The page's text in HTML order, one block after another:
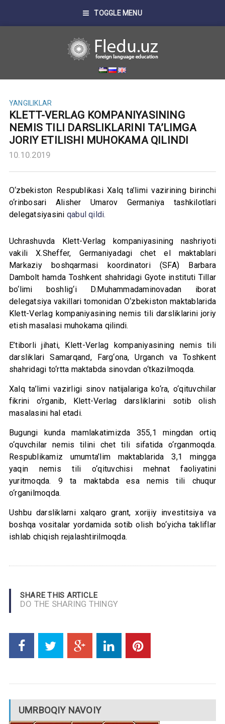
TOGGLE MENU
YANGILIKLAR
KLETT-VERLAG KOMPANIYASINING
NEMIS TILI DARSLIKLARINI TA’LIMGA
JORIY ETILISHI MUHOKAMA QILINDI
10.10.2019
O‘zbekiston Respublikasi Xalq ta’limi vazirining birinchi
o‘rinbosari Alisher Umarov Germaniya tashkilotlari
delegatsiyasini qabul qildi.
Uchrashuvda Klett-Verlag kompaniyasining nashriyoti
vakili X.Sheffer, Germaniyadagi chet el maktablari
Markaziy boshqarmasi koordinatori (SFA) Barbara
Dambolt hamda Toshkent shahridagi Gyote instituti Tillar
bo‘limi boshlig‘i D.Muhammadaminovadan iborat
delegatsiya vakillari tomonidan O‘zbekiston maktablarida
Klett-Verlag kompaniyasining nemis tili darsliklarini joriy
etish masalasi muhokama qilindi.
E’tiborli jihati, Klett-Verlag kompaniyasining nemis tili
darsliklari Samarqand, Farg‘ona, Urganch va Toshkent
shahridagi to‘rtta maktabda sinovdan o‘tkazilmoqda.
Xalq ta’limi vazirligi sinov natijalariga ko‘ra, o‘qituvchilar
fikrini o‘rganib, Klett-Verlag darsliklarini sotib olish
masalasini hal etadi.
Bugungi kunda mamlakatimizda 355,1 mingdan ortiq
o‘quvchilar nemis tilini chet tili sifatida o‘rganmoqda.
Respublikamiz umumta’lim maktablarida 3,1 mingga
yaqin nemis tili o‘qituvchisi mehnat faoliyatini
yuritmoqda. 9 ta maktabda esa nemis tili chuqur
o‘rganilmoqda.
Ushbu darsliklarni xalqaro grant, xorijiy investitsiya va
boshqa vositalar yordamida sotib olish bo‘yicha takliflar
ishlab chiqish rejalashtirilmoqda.
SHARE THIS ARTICLE
DO THE SHARING THINGY
UMRBOQIY NAVOIY